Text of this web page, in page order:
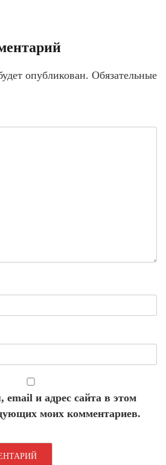
опубликован. Обязательные
и адрес сайта в этом
моих комментариев.